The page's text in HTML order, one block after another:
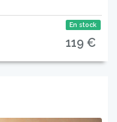
En stock
119 €